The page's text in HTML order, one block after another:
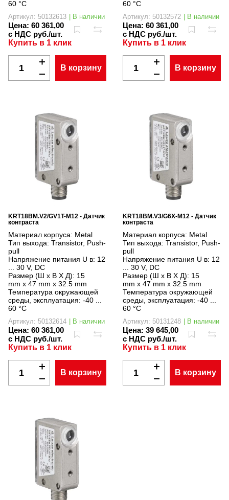
60 °C
Артикул: 50132613 | В наличии
Цена: 60 361,00
с НДС руб./шт.
Купить в 1 клик
В корзину
60 °C
Артикул: 50132572 | В наличии
Цена: 60 361,00
с НДС руб./шт.
Купить в 1 клик
В корзину
KRT18BM.V2/GV1T-M12 - Датчик
контраста
Материал корпуса: Metal
Тип выхода: Transistor, Push-
pull
Напряжение питания U в: 12
... 30 V, DC
Размер (Ш x В X Д): 15
mm x 47 mm x 32.5 mm
Температура окружающей
среды, эксплуатация: -40 ...
60 °C
Артикул: 50132614 | В наличии
Цена: 60 361,00
с НДС руб./шт.
Купить в 1 клик
В корзину
KRT18BM.V3/G6X-M12 - Датчик
контраста
Материал корпуса: Metal
Тип выхода: Transistor, Push-
pull
Напряжение питания U в: 12
... 30 V, DC
Размер (Ш x В X Д): 15
mm x 47 mm x 32.5 mm
Температура окружающей
среды, эксплуатация: -40 ...
60 °C
Артикул: 50131248 | В наличии
Цена: 39 645,00
с НДС руб./шт.
Купить в 1 клик
В корзину